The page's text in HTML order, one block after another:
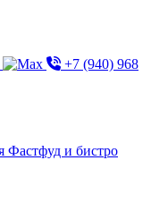
+7 (940) 968
Фастфуд и бистро